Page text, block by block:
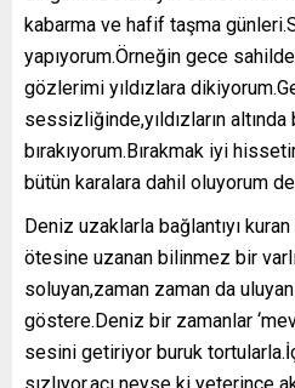
kabarma ve hafif taşma
yapıyorum.Örneğin gece
gözlerimi yıldızlara
sessizliğinde,yıldızların
bırakıyorum.Bırakmak iyi
bütün karalara dahil oluyorum
Deniz uzaklarla bağlantıyı
ötesine uzanan bilinmez bir
soluyan,zaman zaman da
göstere.Deniz bir zamanlar
sesini getiriyor buruk